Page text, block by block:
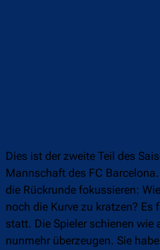
Dies ist der zweite Teil des
Mannschaft des FC
die Rückrunde fokussieren:
noch die Kurve zu kratzen?
statt. Die Spieler schienen wie
nunmehr überzeugen. Sie